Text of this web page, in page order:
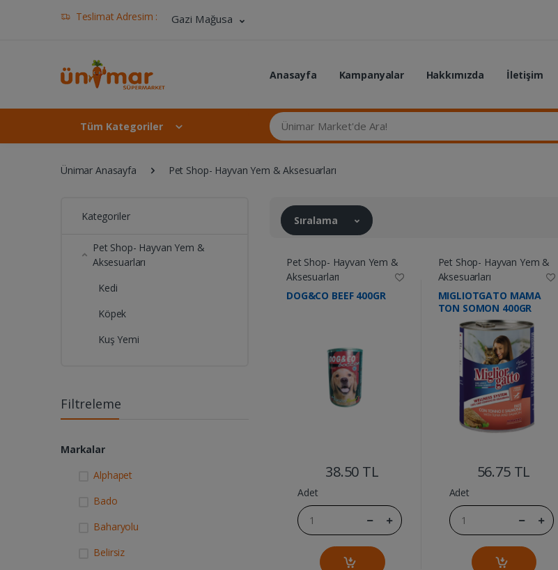
Teslimat Adresim : Gazi Mağusa
Anasayfa Kampanyalar Hakkımızda İletişim
Tüm Kategoriler
Ünimar Market'de Ara...
Ünimar Anasayfa Pet Shop- Hayvan Yem & Aksesuarları
Kategoriler
Pet Shop- Hayvan Yem &
Aksesuarları
Kedi
Köpek
Kuş Yemi
Filtreleme
Markalar
Alphapet
Bado
Baharyolu
Belirsiz
Sıralama
Pet Shop- Hayvan Yem &
Aksesuarları
DOG&CO BEEF 400GR
38.50 TL
Adet
Pet Shop- Hayvan Yem &
Aksesuarları
MIGLIOTGATO MAMA
TON SOMON 400GR
56.75 TL
Adet